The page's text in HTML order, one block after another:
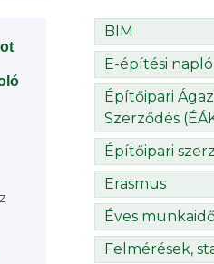
BIM
E-építési napló
Építőipari
Szerződés
Építőipari
Erasmus
Éves
Felmérések,